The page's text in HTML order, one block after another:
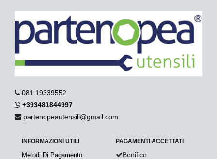
081.19339552
+393481844997
partenopeautensili@gmail.com
INFORMAZIONI UTILI
Metodi Di Pagamento
PAGAMENTI ACCETTATI
Bonifico